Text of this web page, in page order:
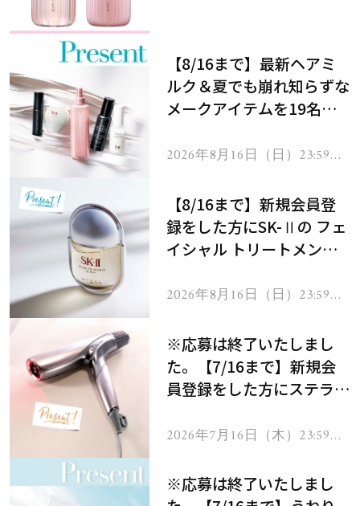
【8/16まで】最新ヘアミ
ルク＆夏でも崩れ知らずな
メークアイテムを19名様
2026年8月16日（日）23:59ま
【8/16まで】新規会員登
録をした方にSK-Ⅱの フェ
イシャル トリートメント
2026年8月16日（日）23:59ま
※応募は終了いたしまし
た。【7/16まで】新規会
員登録をした方にステラボ
ヘアドライヤー ジュエル
2026年7月16日（木）23:59ま
※応募は終了いたしまし